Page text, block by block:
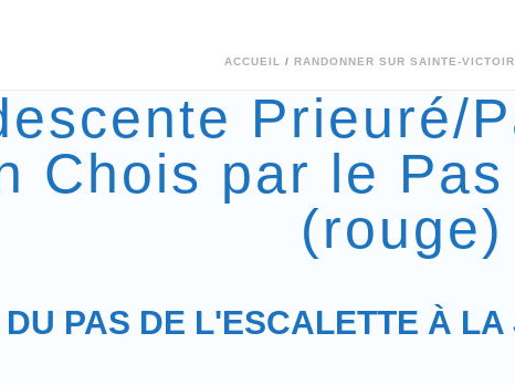
ACCUEIL / RANDONNER SUR SAINTE-
Prieuré/
Chois par le
(rouge)
PAS DE L'ESCALETTE À